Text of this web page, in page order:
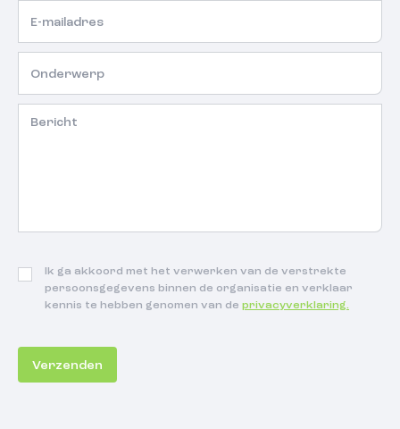
E-
Onderwerp
Beschrijving
Ik ga akkoord met het verwerken van de verstrekte
persoonsgegevens binnen de organisatie en verklaar
kennis te hebben genomen van de privacyverklaring.